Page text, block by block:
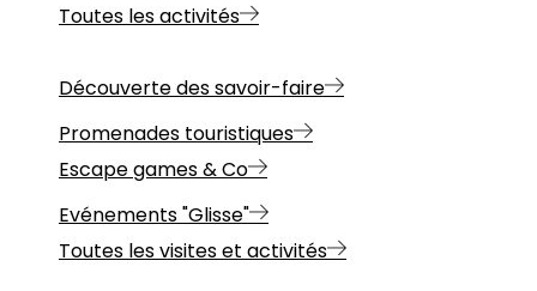
Toutes les activités
Découverte des savoir-faire
Promenades touristiques
Escape games & Co
Evénements "Glisse"
Toutes les visites et activités